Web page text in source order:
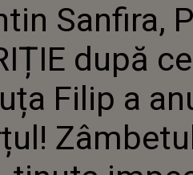
CE
ȚINUTA
ASTA
Sanfira,
după ce
Filip a
Zâmbetul